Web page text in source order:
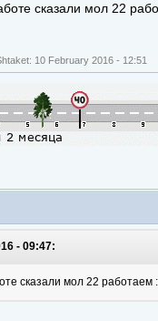
сказали мол 22
10 February 2016 - 12:51
- 09:47:
сказали мол 22 работаем